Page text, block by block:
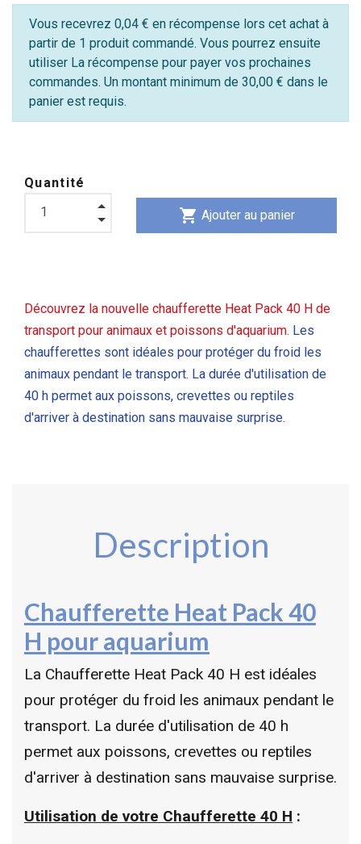
Vous recevrez 0,04 € en récompense lors cet achat à
partir de 1 produit commandé. Vous pourrez ensuite
utiliser La récompense pour payer vos prochaines
commandes. Un montant minimum de 30,00 € dans le
panier est requis.
Quantité
shopping_cart Ajouter au panier
Découvrez la nouvelle chaufferette Heat Pack 40 H de
transport pour animaux et poissons d'aquarium. Les
chaufferettes sont idéales pour protéger du froid les
animaux pendant le transport. La durée d'utilisation de
40 h permet aux poissons, crevettes ou reptiles
d'arriver à destination sans mauvaise surprise.
Description
Chaufferette Heat Pack 40
H pour aquarium
La Chaufferette Heat Pack 40 H est idéales
pour protéger du froid les animaux pendant le
transport. La durée d'utilisation de 40 h
permet aux poissons, crevettes ou reptiles
d'arriver à destination sans mauvaise surprise.
Utilisation de votre Chaufferette 40 H :